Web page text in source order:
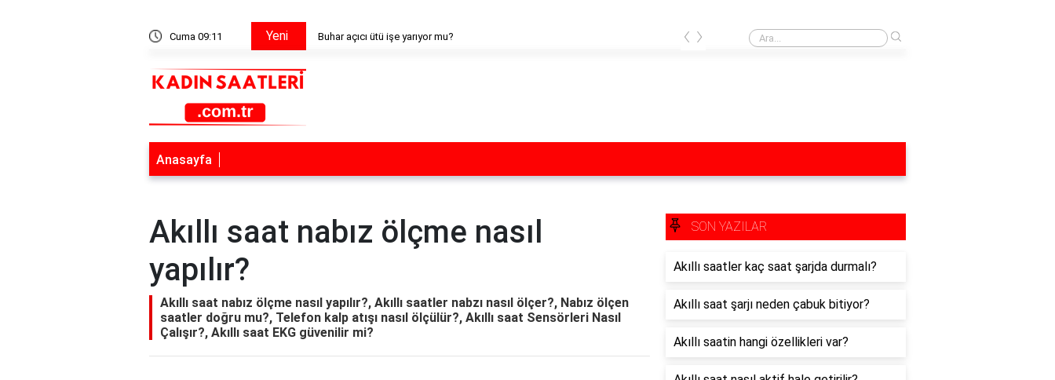
Cuma 09:11 Yeni Buhar açıcı ütü işe yarıyor mu? Buhar açıcı ütü işe yarıyor mu?
‹ ›
Anasayfa
Akıllı saat nabız ölçme nasıl
yapılır?
Akıllı saat nabız ölçme nasıl yapılır?, Akıllı saatler nabzı nasıl ölçer?, Nabız ölçen
saatler doğru mu?, Telefon kalp atışı nasıl ölçülür?, Akıllı saat Sensörleri Nasıl
Çalışır?, Akıllı saat EKG güvenilir mi?
SON YAZILAR
Akıllı saatler kaç saat şarjda durmalı?
Akıllı saat şarjı neden çabuk bitiyor?
Akıllı saatin hangi özellikleri var?